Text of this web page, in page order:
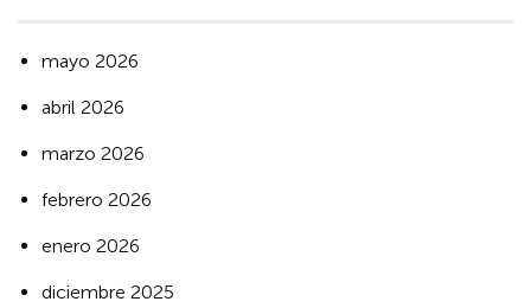
mayo 2026
abril 2026
marzo 2026
febrero 2026
enero 2026
diciembre 2025